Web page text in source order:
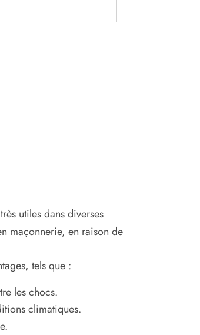
utiles dans diverses
maçonnerie, en raison de
tels que :
les chocs.
climatiques.